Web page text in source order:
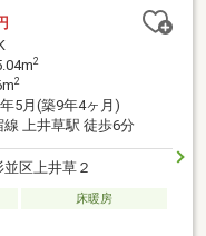
━━━━━・・・物件の詳
。
2
2
5月(築9年4ヶ月)
上井草駅 徒歩6分
区上井草２
床暖房